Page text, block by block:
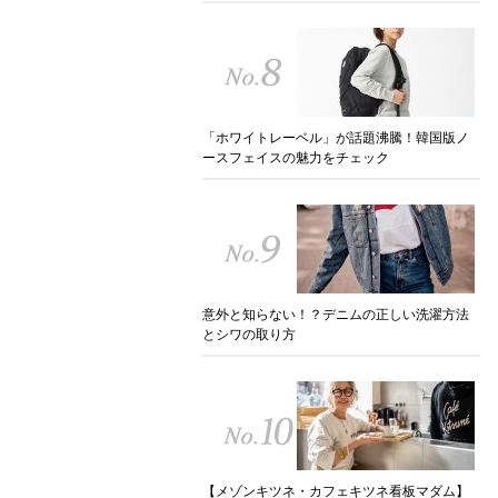
「ホワイトレーベル」が話題沸騰！韓国版ノ
ースフェイスの魅力をチェック
意外と知らない！？デニムの正しい洗濯方法
とシワの取り方
【メゾンキツネ・カフェキツネ看板マダム】